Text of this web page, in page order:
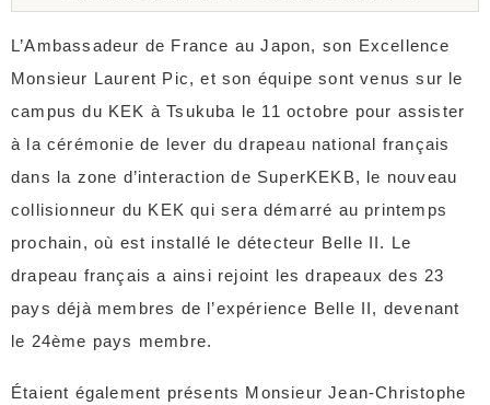
L’Ambassadeur de France au Japon, son Excellence
Monsieur Laurent Pic, et son équipe sont venus sur le
campus du KEK à Tsukuba le 11 octobre pour assister
à la cérémonie de lever du drapeau national français
dans la zone d’interaction de SuperKEKB, le nouveau
collisionneur du KEK qui sera démarré au printemps
prochain, où est installé le détecteur Belle II. Le
drapeau français a ainsi rejoint les drapeaux des 23
pays déjà membres de l’expérience Belle II, devenant
le 24ème pays membre.
Étaient également présents Monsieur Jean-Christophe